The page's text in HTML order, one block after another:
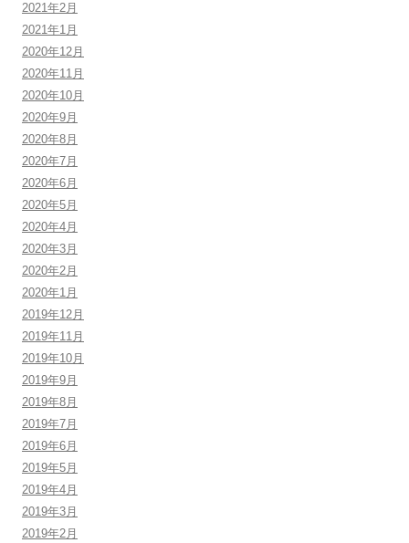
2021年2月
2021年1月
2020年12月
2020年11月
2020年10月
2020年9月
2020年8月
2020年7月
2020年6月
2020年5月
2020年4月
2020年3月
2020年2月
2020年1月
2019年12月
2019年11月
2019年10月
2019年9月
2019年8月
2019年7月
2019年6月
2019年5月
2019年4月
2019年3月
2019年2月